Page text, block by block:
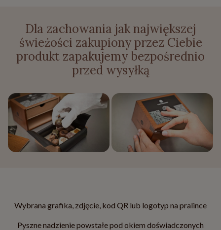
Dla zachowania jak największej
świeżości zakupiony przez Ciebie
produkt zapakujemy bezpośrednio
przed wysyłką
Wybrana grafika, zdjęcie, kod QR lub logotyp na pralince
Pyszne nadzienie powstałe pod okiem doświadczonych